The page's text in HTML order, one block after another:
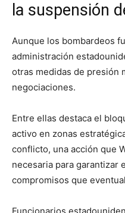
la suspensión
Aunque los bombardeos
administración
otras medidas de presión
negociaciones.
Entre ellas destaca el
activo en zonas
conflicto, una acción que
necesaria para garantizar
compromisos que